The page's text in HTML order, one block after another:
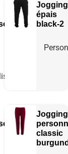
Jogging
épais
black-2
Jogging
classic